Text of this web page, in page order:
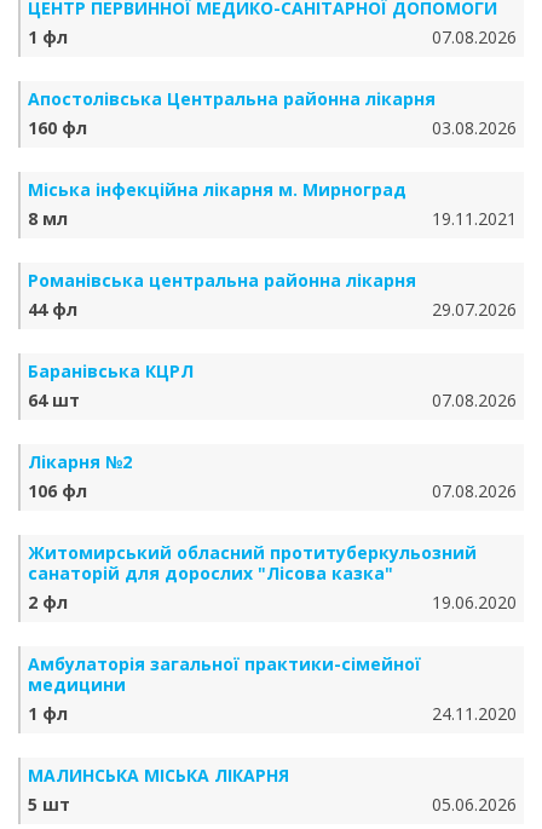
ЦЕНТР ПЕРВИННОЇ МЕДИКО-САНІТАРНОЇ ДОПОМОГИ
1 фл
07.08.2026
Апостолівська Центральна районна лікарня
160 фл
03.08.2026
Міська інфекційна лікарня м. Мирноград
8 мл
19.11.2021
Романівська центральна районна лікарня
44 фл
29.07.2026
Баранівська КЦРЛ
64 шт
07.08.2026
Лікарня №2
106 фл
07.08.2026
Житомирський обласний протитуберкульозний
санаторій для дорослих "Лісова казка"
2 фл
19.06.2020
Амбулаторія загальної практики-сімейної
медицини
1 фл
24.11.2020
МАЛИНСЬКА МІСЬКА ЛІКАРНЯ
5 шт
05.06.2026